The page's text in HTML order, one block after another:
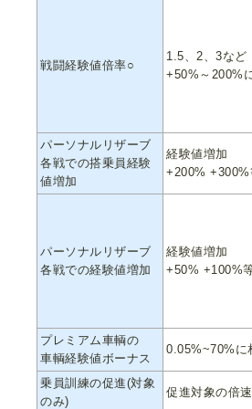
戦闘経験値倍率○
1.5、2、3など
+50%～200%
パーソナルリザーブ
各戦での搭乗員経験
値増加
経験値増加
+200% +300%
パーソナルリザーブ
各戦での経験値増加
経験値増加
+50% +100%
プレミアム車輌の
車輌経験値ボーナス
0.05%~70%に
乗員訓練の促進(対象
のみ)
促進対象の倍